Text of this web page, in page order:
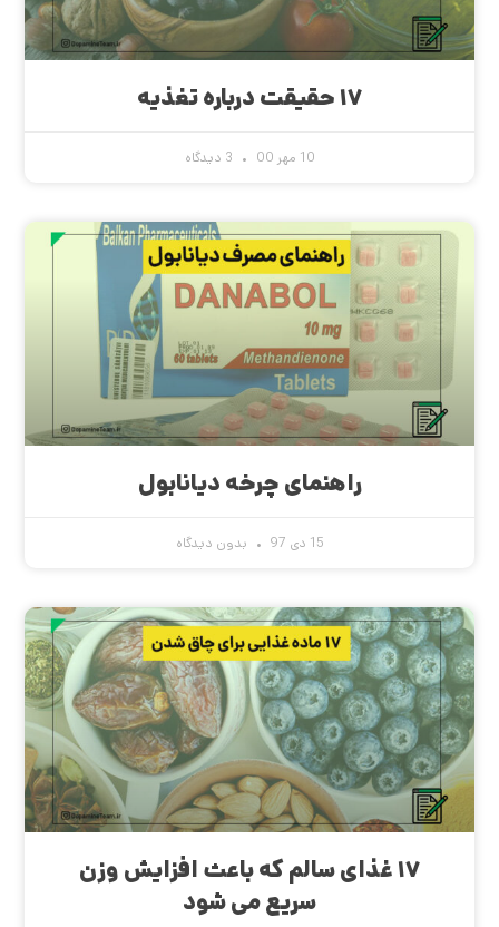
۱۷ حقیقت درباره تغذیه
10 مهر 00
راهنمای چرخه دیانابول
15 دی 97 بدون دیدگاه
۱۷ غذای سالم که باعث افزایش وزن
سریع می شود